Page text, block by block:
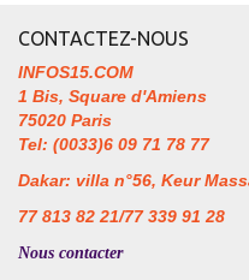
CONTACTEZ-NOUS
INFOS15.COM
1 Bis, Square d'Amiens
75020 Paris
Tel: (0033)6 09 71 78 77
Dakar: villa n°56, Keur
77 813 82 21/77 339 91 28
Nous contacter